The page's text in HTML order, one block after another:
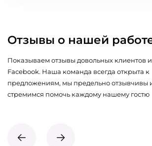
Отзывы о нашей
Показываем отзывы довольных клиентов
Facebook. Наша команда всегда открыта к
предложениям, мы предельно отзывчивы
стремимся помочь каждому нашему гостю